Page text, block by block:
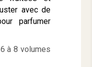
avec de
parfumer
à 8 volumes